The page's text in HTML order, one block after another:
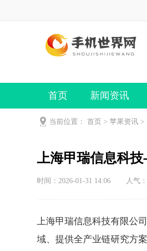
首页 新闻资讯
手机频道 手机技巧
当前位置： 首页 > 苹果资讯 >
上海甲瑞信息科
时间：2026-01-31 14:06 人气：
上海甲瑞信息科技有限公
域、提供全产业链研究方